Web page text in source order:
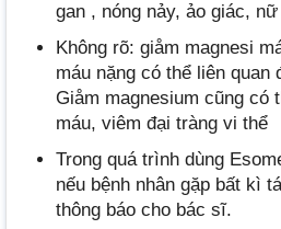
gan , nóng nảy, ảo giác,
Không rõ: giåm magnesi
máu nặng có thể liên quan
Giåm magnesium cũng có
máu, viêm đại tràng vi thể
Trong quá trình dùng
nếu bệnh nhân gặp bất kì
thông báo cho bác sĩ.